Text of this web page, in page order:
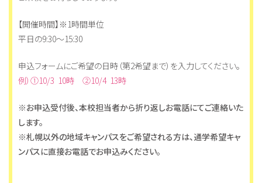
【開催時間】※1時間単位
平日の9:30～15:30
申込フォームにご希望の日時（第2希望まで）を入力してください。
例）①10/3 10時 ②10/4 13時
※お申込受付後、本校担当者から折り返しお電話にてご連絡いた
します。
※札幌以外の地域キャンパスをご希望される方は、通学希望キャ
ンパスに直接お電話でお申込みください。